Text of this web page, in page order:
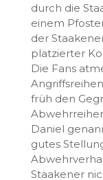
durch die
einem
der
platzierter
Die Fans
früh den
Daniel
gutes
Staakener